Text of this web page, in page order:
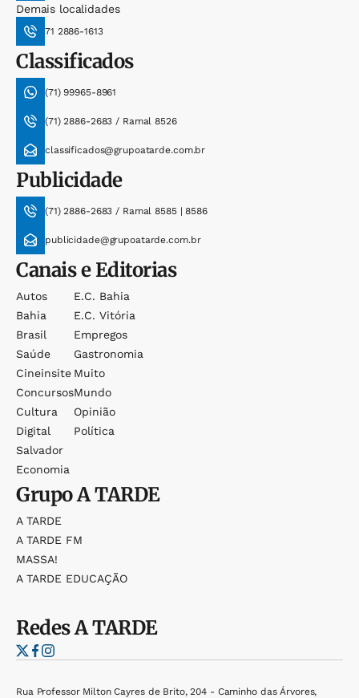
Demais localidades
71 2886-1613
Classificados
(71) 99965-8961
(71) 2886-2683 / Ramal 8526
classificados@grupoatarde.com.br
Publicidade
(71) 2886-2683 / Ramal 8585 | 8586
publicidade@grupoatarde.com.br
Canais e Editorias
Autos
Bahia
Brasil
Saúde
Cineinsite
Concursos
Cultura
Digital
Salvador
Economia
E.c. Bahia
E.c. Vitória
Empregos
Gastronomia
Muito
Mundo
Opinião
Política
GrupoA TARDE
A TARDE
A TARDE FM
MASSA!
A TARDE EDUCAÇÃO
RedesA TARDE
Rua Professor Milton Cayres de Brito, 204 - Caminho das Árvores,